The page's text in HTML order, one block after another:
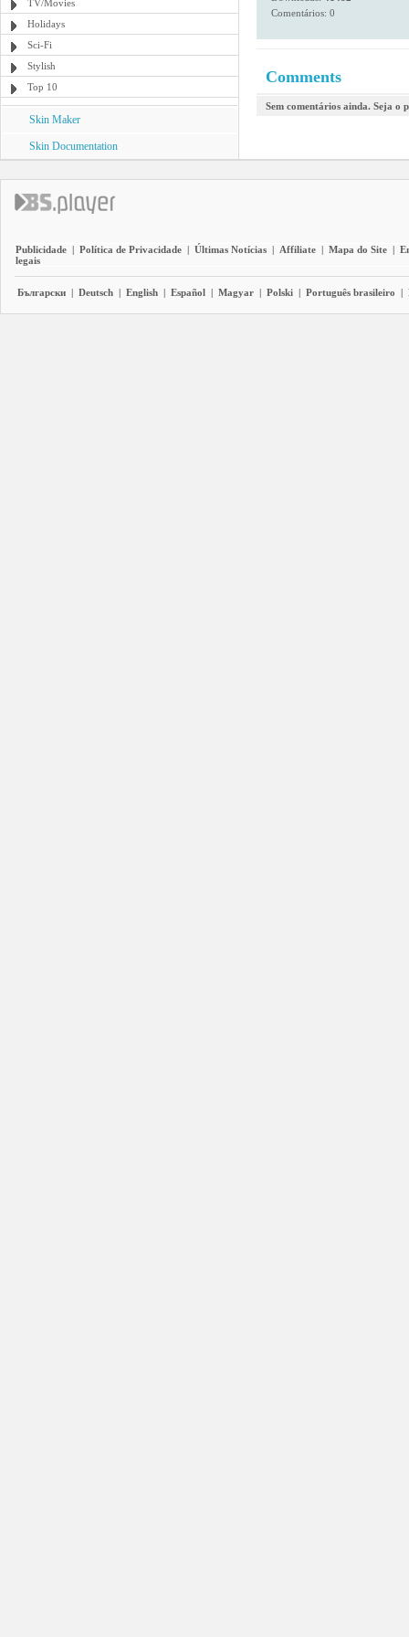
TV/Movies
Holidays
Sci-Fi
Stylish
Top 10
Skin Maker
Skin Documentation
Comentários: 0
Comments
Sem comentários ainda. Seja o
Publicidade | Política de Privacidade | Últimas Notícias | Affiliate | Mapa do Site |
legais
Български | Deutsch | English | Español | Magyar | Polski | Português brasileiro |